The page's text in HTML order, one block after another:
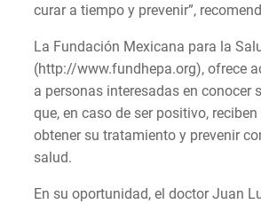
curar a tiempo y prevenir”,
La Fundación Mexicana para la
(http://www.fundhepa.org), ofrece
a personas interesadas en conocer
que, en caso de ser positivo,
obtener su tratamiento y prevenir
salud.
En su oportunidad, el doctor Juan